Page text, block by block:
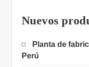
Nuevos
Planta de
Perú